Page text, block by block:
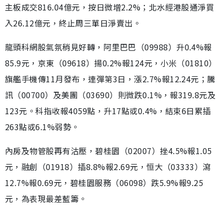
主板成交816.04億元，按日微增2.2%；北水經港股通淨買
入26.12億元，終止周三單日淨賣出。
龍頭科網股氣氛稍見好轉，阿里巴巴（09988）升0.4%報
85.9元，京東（09618）揚0.2%報124元，小米（01810）
旗艦手機傳11月發布，連彈第3日，漲2.7%報12.24元；騰
訊（00700）及美團（03690）則微跌0.1%，報319.8元及
123元。科指收報4059點，升17點或0.4%，結束6日累插
263點或6.1%弱勢。
內房及物管股再有沽壓，碧桂園（02007）挫4.5%報1.05
元，融創（01918）插8.8%報2.69元，恒大（03333）瀉
12.7%報0.69元，碧桂園服務（06098）跌5.9%報9.25
元，為表現最差藍籌。